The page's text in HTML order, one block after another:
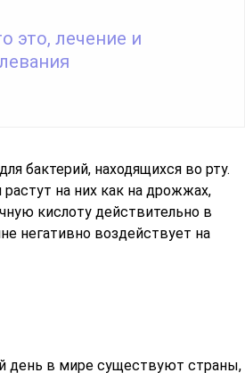
это, лечение и
бактерий, находящихся во рту.
на них как на дрожжах,
кислоту действительно в
негативно воздействует на
день в мире существуют страны,